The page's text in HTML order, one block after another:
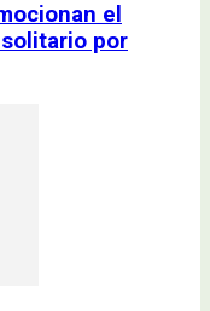
el
por